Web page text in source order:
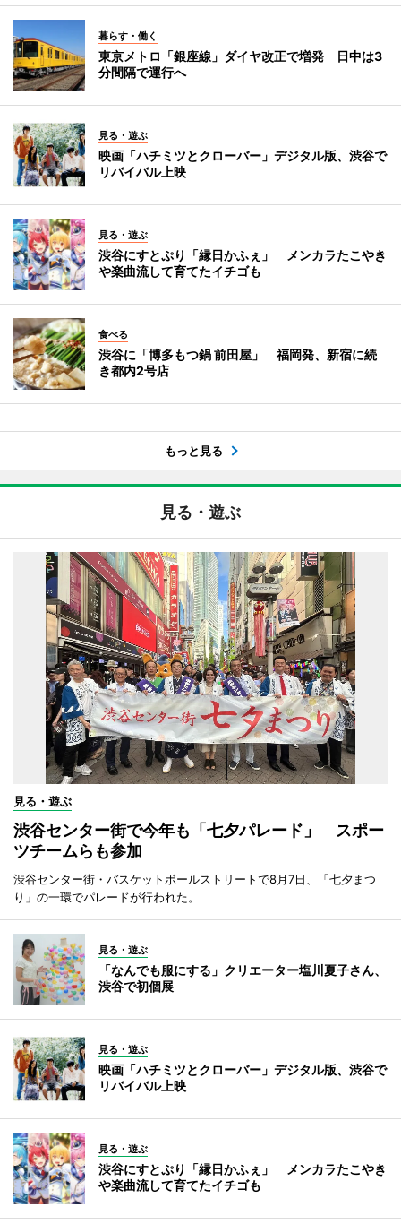
暮らす・働く
東京メトロ「銀座線」ダイヤ改正で増発 日中は3
分間隔で運行へ
見る・遊ぶ
映画「ハチミツとクローバー」デジタル版、渋谷で
リバイバル上映
見る・遊ぶ
渋谷にすとぷり「縁日かふぇ」 メンカラたこやき
や楽曲流して育てたイチゴも
食べる
渋谷に「博多もつ鍋 前田屋」 福岡発、新宿に続
き都内2号店
もっと見る
見る・遊ぶ
見る・遊ぶ
渋谷センター街で今年も「七夕パレード」 スポー
ツチームらも参加
渋谷センター街・バスケットボールストリートで8月7日、「七夕まつ
り」の一環でパレードが行われた。
見る・遊ぶ
「なんでも服にする」クリエーター塩川夏子さん、
渋谷で初個展
見る・遊ぶ
映画「ハチミツとクローバー」デジタル版、渋谷で
リバイバル上映
見る・遊ぶ
渋谷にすとぷり「縁日かふぇ」 メンカラたこやき
や楽曲流して育てたイチゴも